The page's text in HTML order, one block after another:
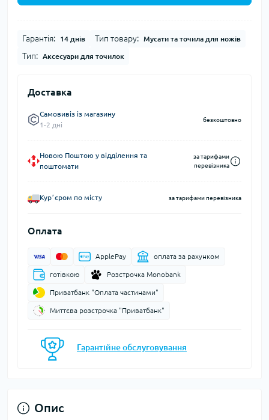
Гарантія: 14 днів Тип товару: Мусати та точила для ножів
Тип: Аксесуари для точилок
Доставка
Самовивіз із магазину
1-2 дні
безкоштовно
Новою Поштою у відділення та
поштомати
за тарифами
перевізника
Курʼєром по місту за тарифами перевізника
Оплата
ApplePay оплата за рахунком
готівкою Розстрочка Monobank
Приватбанк "Оплата частинами"
Миттєва розстрочка "Приватбанк"
Гарантійне обслуговування
Опис